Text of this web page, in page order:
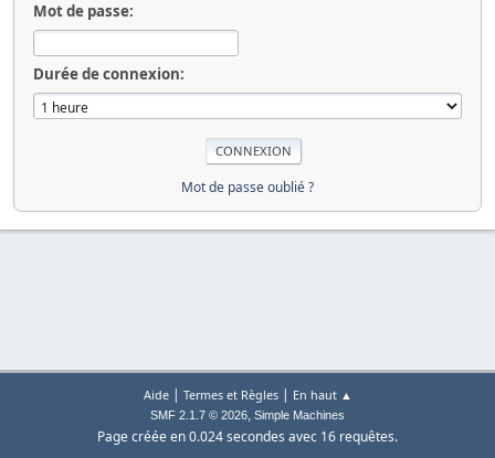
Mot de passe:
Durée de connexion:
Mot de passe oublié ?
Aide| Termes et Règles| En haut ▲
SMF 2.1.7 © 2026, Simple Machines
Page créée en 0.024 secondes avec 16 requêtes.